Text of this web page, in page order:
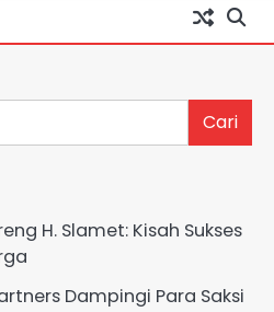
Cari
H. Slamet: Kisah Sukses
Dampingi Para Saksi